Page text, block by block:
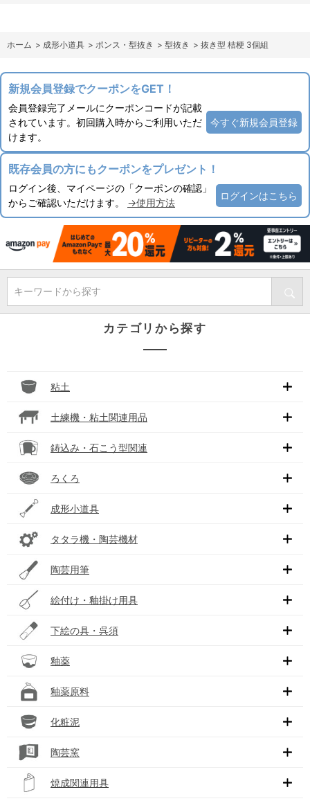
ホーム > 成形小道具 > ポンス・型抜き > 型抜き > 抜き型 桔梗 3個組
新規会員登録でクーポンをGET！
会員登録完了メールにクーポンコードが記載
されています。初回購入時からご利用いただ
けます。
今すぐ新規会員登録
既存会員の方にもクーポンをプレゼント！
ログイン後、マイページの「クーポンの確認」
からご確認いただけます。 →使用方法
ログインはこちら
キーワードから探す
カテゴリから探す
粘土
土練機・粘土関連用品
鋳込み・石こう型関連
ろくろ
成形小道具
タタラ機・陶芸機材
陶芸用筆
絵付け・釉掛け用具
下絵の具・呉須
釉薬
釉薬原料
化粧泥
陶芸窯
焼成関連用具